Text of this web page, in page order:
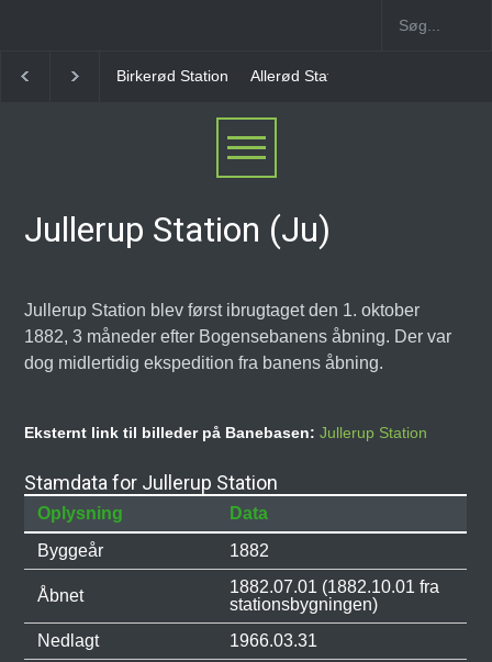
Allerød Station Favrholm Station
Jullerup Station (Ju)
Jullerup Station blev først ibrugtaget den 1. oktober
1882, 3 måneder efter Bogensebanens åbning. Der var
dog midlertidig ekspedition fra banens åbning.
Eksternt link til billeder på Banebasen:Jullerup Station
Stamdata for Jullerup Station
Oplysning
Data
Byggeår
1882
Åbnet
1882.07.01 (1882.10.01 fra
stationsbygningen)
Nedlagt
1966.03.31